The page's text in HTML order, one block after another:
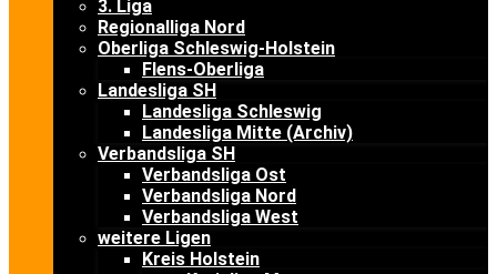
3. Liga
Regionalliga Nord
Oberliga Schleswig-Holstein
Flens-Oberliga
Landesliga SH
Landesliga Schleswig
Landesliga Mitte (Archiv)
Verbandsliga SH
Verbandsliga Ost
Verbandsliga Nord
Verbandsliga West
weitere Ligen
Kreis Holstein